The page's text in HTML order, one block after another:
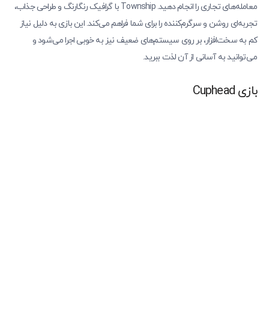
معامله‌های تجاری را انجام دهید. Township با گرافیک رنگارنگ و طراحی جذاب،
تجربه‌ای روشن و سرگرم‌کننده را برای شما فراهم می‌کند. این بازی به دلیل نیاز
کم به سخت‌افزار، بر روی سیستم‌های ضعیف نیز به خوبی اجرا می‌شود و
می‌توانید به آسانی از آن لذت ببرید.
بازی Cuphead